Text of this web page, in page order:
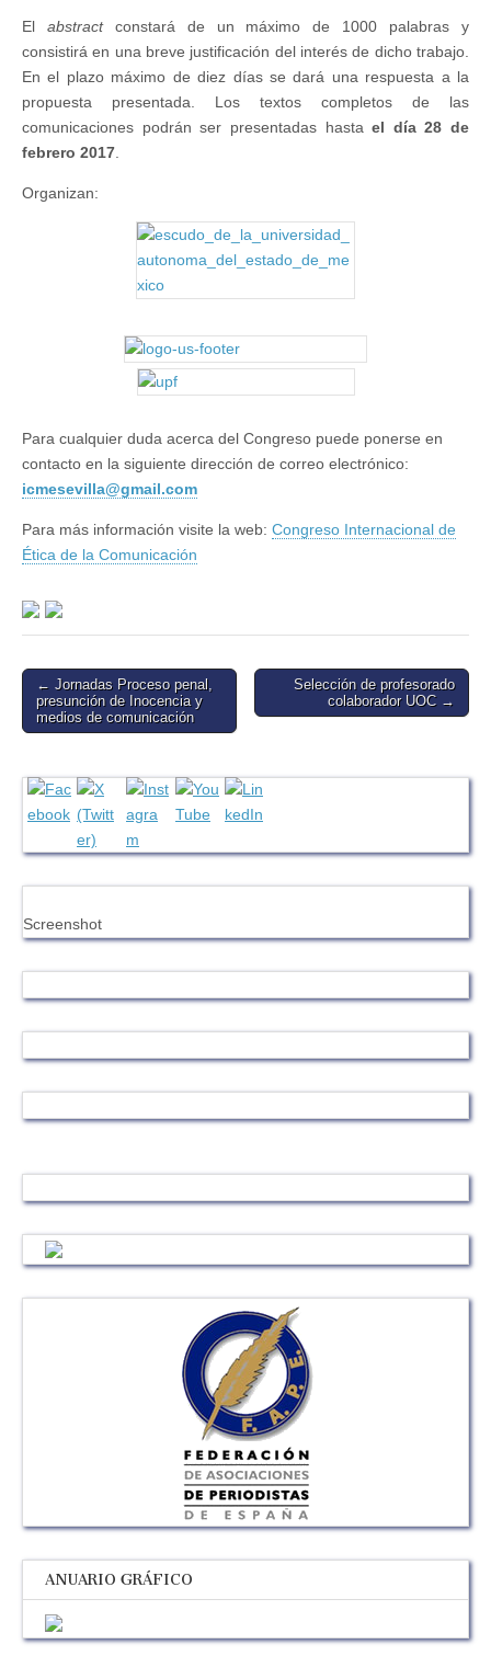
El abstractconstará de un máximo de 1000 palabras y
consistirá en una breve justificación del interés de dicho trabajo.
En el plazo máximo de diez días se dará una respuesta a la
propuesta presentada. Los textos completos de las
comunicaciones podrán ser presentadas hastael día 28 de
febrero 2017.
Organizan:
Para cualquier duda acerca del Congreso puede ponerse en
contacto en la siguiente dirección de correo electrónico:
icmesevilla@gmail.com
Para más información visite la web: Congreso Internacional de
Ética de la Comunicación
Post
navigation
← Jornadas Proceso penal,
presunción de Inocencia y
medios de comunicación
Selección de profesorado
colaborador UOC →
Screenshot
ANUARIO GRÁFICO